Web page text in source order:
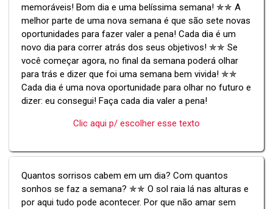
memoráveis! Bom dia e uma belíssima semana! ✯✯ A
melhor parte de uma nova semana é que são sete novas
oportunidades para fazer valer a pena! Cada dia é um
novo dia para correr atrás dos seus objetivos! ✯✯ Se
você começar agora, no final da semana poderá olhar
para trás e dizer que foi uma semana bem vivida! ✯✯
Cada dia é uma nova oportunidade para olhar no futuro e
dizer: eu consegui! Faça cada dia valer a pena!
Clic aqui p/ escolher esse texto
Quantos sorrisos cabem em um dia? Com quantos
sonhos se faz a semana? ✯✯ O sol raia lá nas alturas e
por aqui tudo pode acontecer. Por que não amar sem